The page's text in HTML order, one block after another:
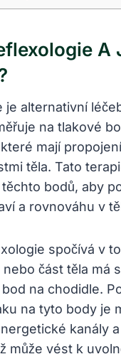
A
je alternativní
na tlakové
mají
těla. Tato
bodů, aby
a rovnováhu v
spočívá v
nebo část těla má
na chodidle.
na tyto body je
kanály
může vést k